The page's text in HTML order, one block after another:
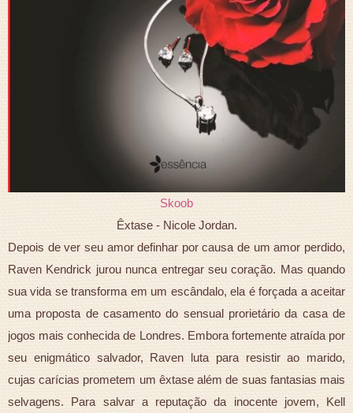
Skoob
Êxtase - Nicole Jordan.
Depois de ver seu amor definhar por causa de um amor perdido,
Raven Kendrick jurou nunca entregar seu coração. Mas quando
sua vida se transforma em um escândalo, ela é forçada a aceitar
uma proposta de casamento do sensual prorietário da casa de
jogos mais conhecida de Londres. Embora fortemente atraída por
seu enigmático salvador, Raven luta para resistir ao marido,
cujas carícias prometem um êxtase além de suas fantasias mais
selvagens. Para salvar a reputação da inocente jovem, Kell